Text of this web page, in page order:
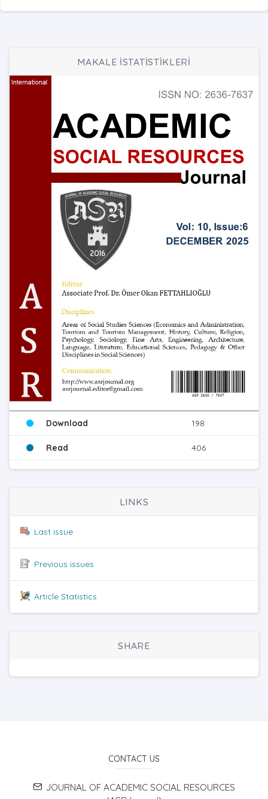
MAKALE İSTATİSTİKLERİ
Download 198
Read 406
LINKS
Last issue
Previous issues
Article Statistics
SHARE
CONTACT US
JOURNAL OF ACADEMIC SOCIAL RESOURCES